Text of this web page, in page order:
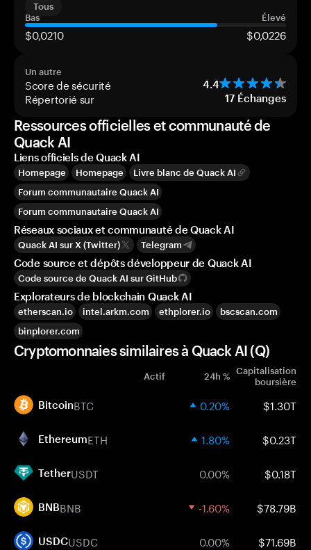
Tous
Bas
Élevé
$0,0210 $0,0226
Un autre
Score de sécurité 4.4
Répertorié sur 17 Échanges
Ressources officielles et communauté de
Quack AI
Liens officiels de Quack AI
Homepage Homepage
Livre blanc de Quack AI
Forum communautaire Quack AI
Forum communautaire Quack AI
Réseaux sociaux et communauté de Quack AI
Quack AI sur X (Twitter) Telegram
Code source et dépôts développeur de Quack AI
Code source de Quack AI sur GitHub
Explorateurs de blockchain Quack AI
etherscan.io intel.arkm.com ethplorer.io
bscscan.com
binplorer.com
Cryptomonnaies similaires à Quack AI (Q)
Actif 24h % Capitalisation
boursière
BitcoinBTC 0.20% $1.30T
EthereumETH 1.80% $0.23T
TetherUSDT 0.00% $0.18T
BNBBNB -1.60% $78.79B
USDCUSDC 0.00% $71.69B